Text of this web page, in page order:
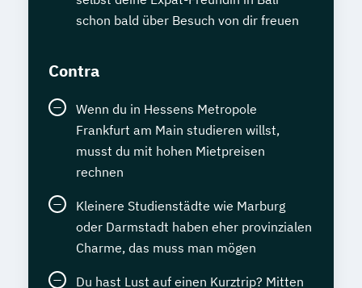
schon bald über Besuch von dir freuen
Contra
Wenn du in Hessens Metropole
Frankfurt am Main studieren willst,
musst du mit hohen Mietpreisen
rechnen
Kleinere Studienstädte wie Marburg
oder Darmstadt haben eher provinzialen
Charme, das muss man mögen
Du hast Lust auf einen Kurztrip? Mitten